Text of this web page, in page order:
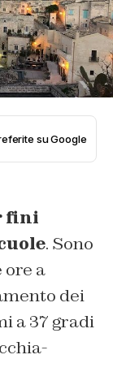
su Google
fini
. Sono
ore a
dei
a 37 gradi